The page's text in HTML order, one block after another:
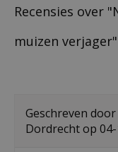
Recensies over
muizen verjager"
Geschreven door
Dordrecht op